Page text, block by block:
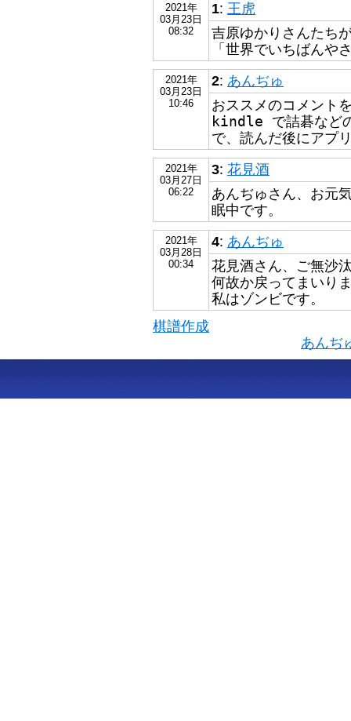
2021年
03月23日
08:32
1: 王虎
吉原ゆかりさんたち
「世界でいちばんや
2021年
03月23日
10:46
2: あんぢゅ
おススメのコメント
kindle で詰碁など
で、読んだ後にアプ
2021年
03月27日
06:22
3: 花見酒
あんぢゅさん、お元
眠中です。
2021年
03月28日
00:34
4: あんぢゅ
花見酒さん、ご無沙
何故か戻ってまいり
私はゾンビです。
棋譜作成
あんぢ